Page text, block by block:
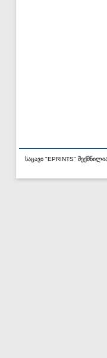
საცავი "EPRINTS"